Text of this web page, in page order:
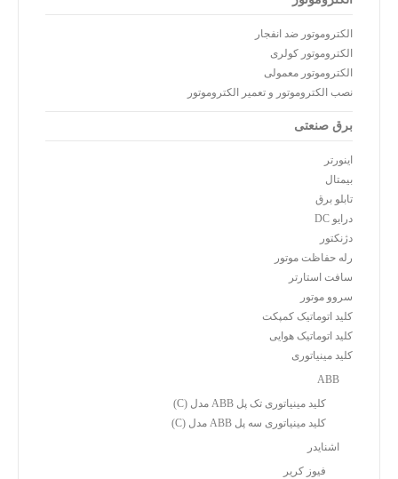
الکتروموتور ضد انفجار
الکتروموتور کولری
الکتروموتور معمولی
نصب الکتروموتور و تعمیر الکتروموتور
برق صنعتی
اینورتر
بیمتال
تابلو برق
درایو DC
دژنکتور
رله حفاظت موتور
سافت استارتر
سروو موتور
کلید اتوماتیک کمپکت
کلید اتوماتیک هوایی
کلید مینیاتوری
ABB
کلید مینیاتوری تک پل ABB مدل (C)
کلید مینیاتوری سه پل ABB مدل (C)
اشنایدر
فیوز کریر